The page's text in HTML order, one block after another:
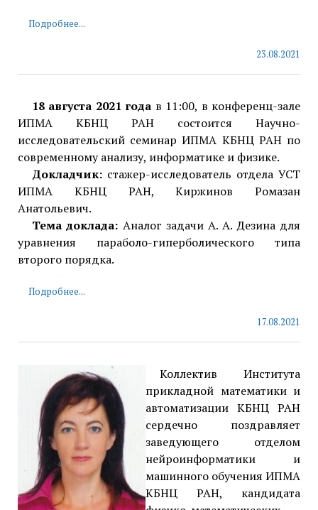
Подробнее...
23.08.2021
18 августа 2021 года в 11:00, в конференц-зале
ИПМА КБНЦ РАН состоится Научно-
исследовательский семинар ИПМА КБНЦ РАН по
современному анализу, информатике и физике.
Докладчик:стажер-исследователь отдела УСТ
ИПМА КБНЦ РАН, Киржинов Ромазан
Анатольевич.
Тема доклада: Аналог задачи А. А. Дезина для
уравнения параболо-гиперболического типа
второго порядка.
Подробнее...
17.08.2021
Коллектив Института
прикладной математики и
автоматизации КБНЦ РАН
сердечно поздравляет
заведующего отделом
нейроинформатики и
машинного обучения ИПМА
КБНЦ РАН, кандидата